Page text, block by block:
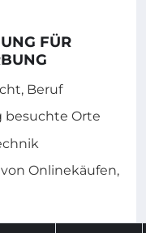
FÜR
Beruf
besuchte Orte
Onlinekäufen,